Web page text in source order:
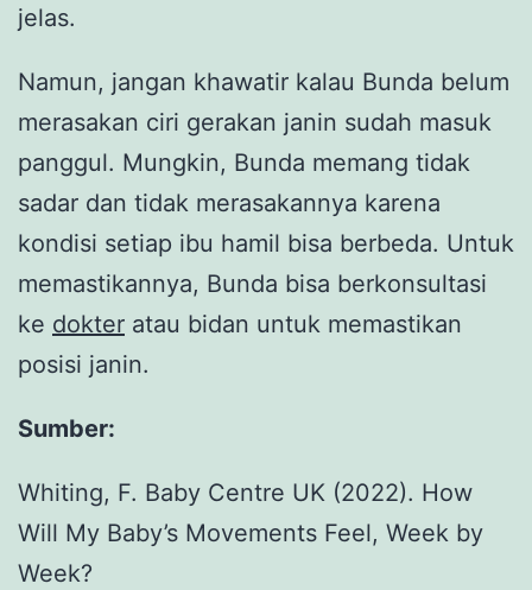
jelas.
Namun, jangan khawatir kalau Bunda belum
merasakan ciri gerakan janin sudah masuk
panggul. Mungkin, Bunda memang tidak
sadar dan tidak merasakannya karena
kondisi setiap ibu hamil bisa berbeda. Untuk
memastikannya, Bunda bisa berkonsultasi
ke dokter atau bidan untuk memastikan
posisi janin.
Sumber:
Whiting, F. Baby Centre UK (2022). How
Will My Baby’s Movements Feel, Week by
Week?